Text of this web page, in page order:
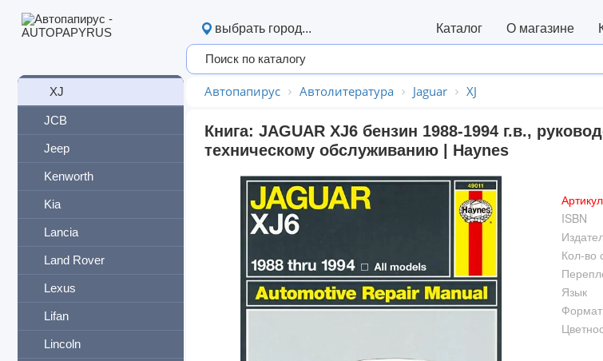
I-Pace
XJ
JCB
Jeep
Kenworth
Kia
Lancia
Land Rover
Lexus
Lifan
Lincoln
выбрать город... Каталог О магазине
Автопапирус Автолитература Jaguar XJ
Книга: JAGUAR XJ6 бензин 1988-1994 г.в.,
техническому обслуживанию | Haynes
Артикул
ISBN
Кол-во
Язык